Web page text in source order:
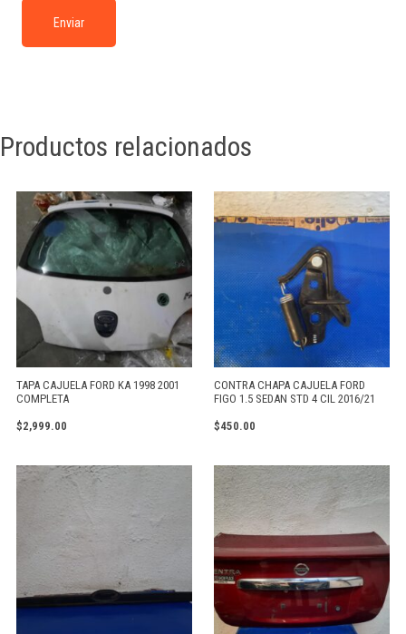
Productos relacionados
TAPA CAJUELA FORD KA 1998 2001
COMPLETA
$2,999.00
CONTRA CHAPA CAJUELA FORD
FIGO 1.5 SEDAN STD 4 CIL 2016/21
$450.00